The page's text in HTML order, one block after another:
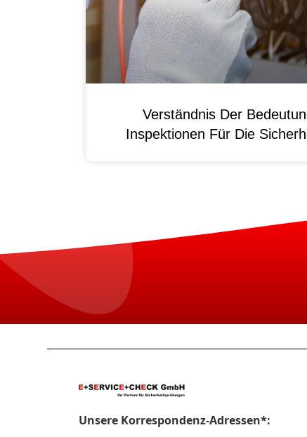
Verständnis Der
Inspektionen Für Die
Unsere Korrespondenz-Adressen*: